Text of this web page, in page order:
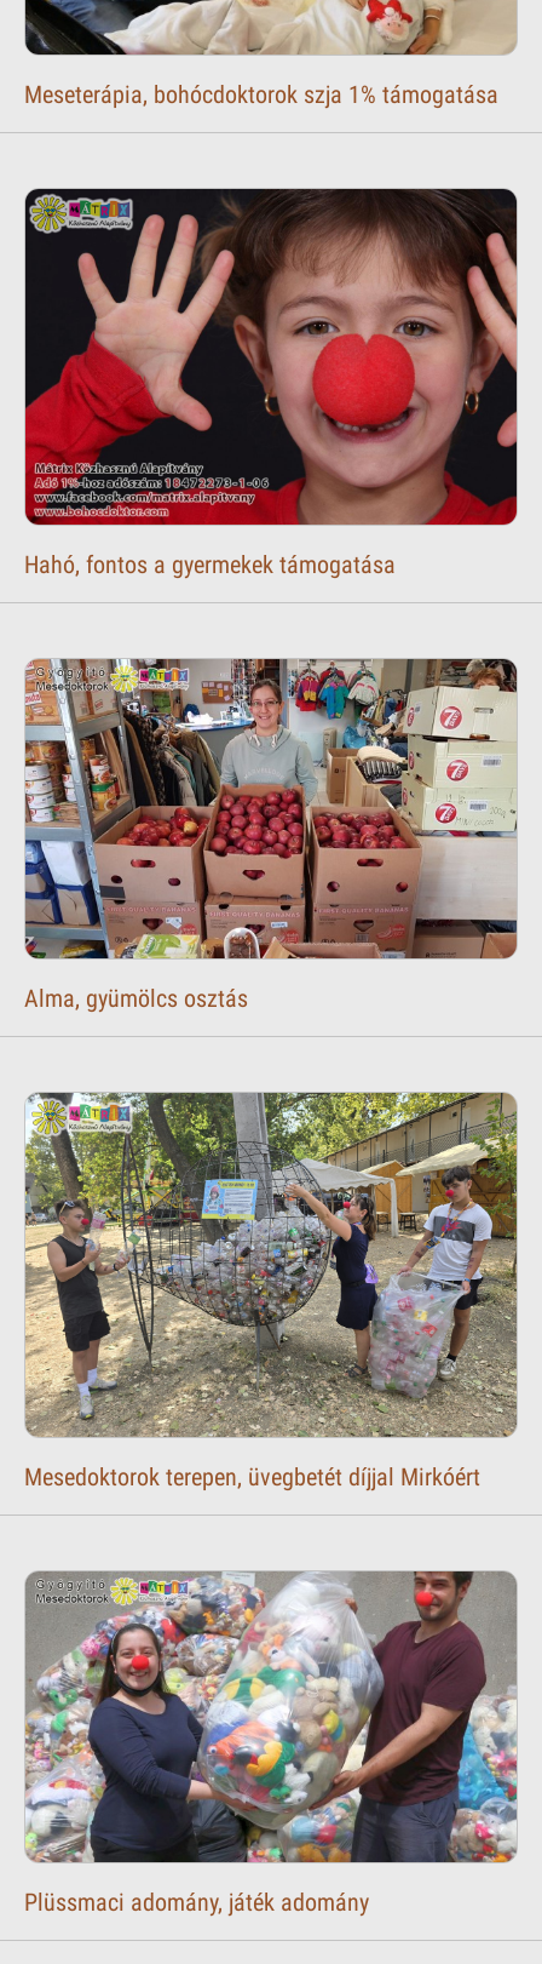
Meseterápia, bohócdoktorok szja 1% támogatása
Hahó, fontos a gyermekek támogatása
Alma, gyümölcs osztás
Mesedoktorok terepen, üvegbetét díjjal Mirkóért
Plüssmaci adomány, játék adomány